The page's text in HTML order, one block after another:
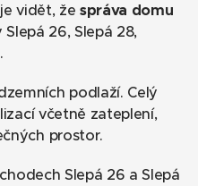
vidět, že správa domu
26, Slepá 28,
podlaží. Celý
včetně zateplení,
prostor.
Slepá 26 a Slepá